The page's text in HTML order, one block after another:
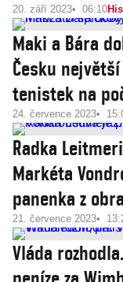
20. září 2023 06:10
Maki a Bára
Česku
tenistek na
24. července 2023
Radka
Markéta
panenka z
21. července 2023
Vláda